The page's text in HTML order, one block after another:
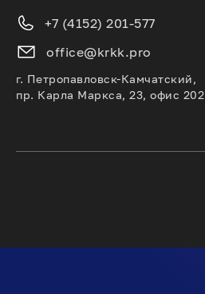
+7 (4152) 201-577
office@krkk.pro
г. Петропавловск-Камчатский,
пр. Карла Маркса, 23, офис 202